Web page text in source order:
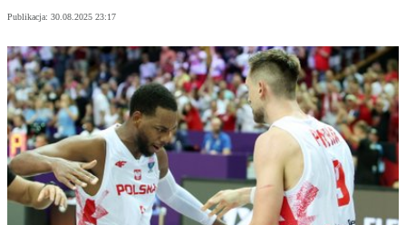
Publikacja: 30.08.2025 23:17